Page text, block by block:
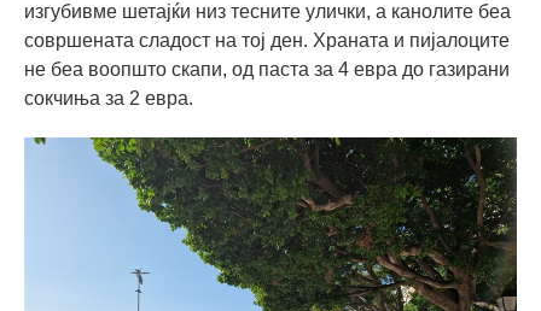
изгубивме шетајќи низ тесните улички, а канолите беа
совршената сладост на тој ден. Храната и пијалоците
не беа воопшто скапи, од паста за 4 евра до газирани
сокчиња за 2 евра.